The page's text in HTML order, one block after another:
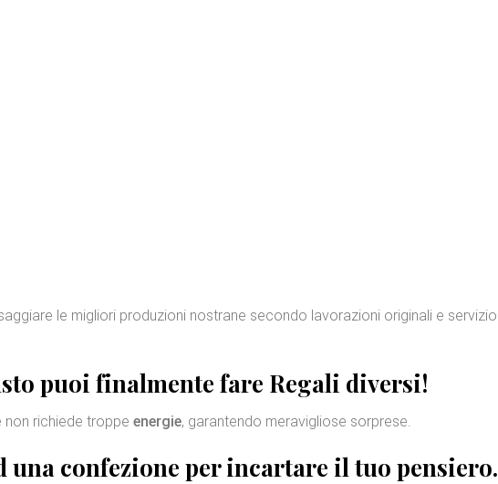
le migliori produzioni nostrane secondo lavorazioni originali e servizio
puoi finalmente fare Regali diversi!
non richiede troppe energie, garantendo meravigliose sorprese.
una confezione per incartare il tuo pensiero.